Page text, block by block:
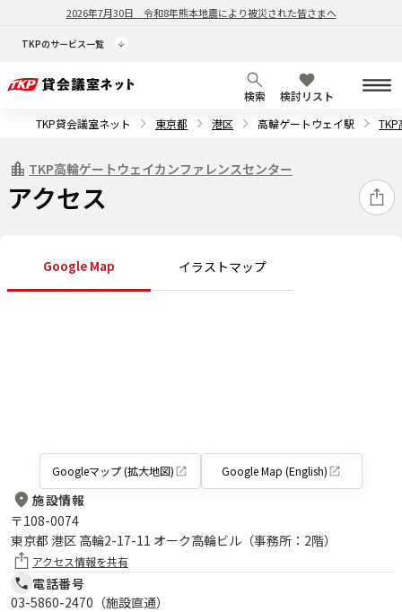
2026年7月30日 令和8年熊本地震により被災された皆さまへ
TKPのサービス一覧
検索
検討リスト
TKP貸会議室ネット
東京都 港区 高輪ゲートウェイ駅
TKP高輪ゲートウェイカンファレンスセンター
アクセス
Google Map イラストマップ
Googleマップ (拡大地図) Google Map (English)
施設情報
〒108-0074
東京都 港区 高輪2-17-11 オーク高輪ビル（事務所：2階）
アクセス情報を共有
電話番号
03-5860-2470（施設直通）